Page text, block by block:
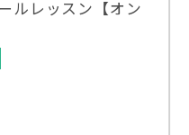
ルレッスン【オン